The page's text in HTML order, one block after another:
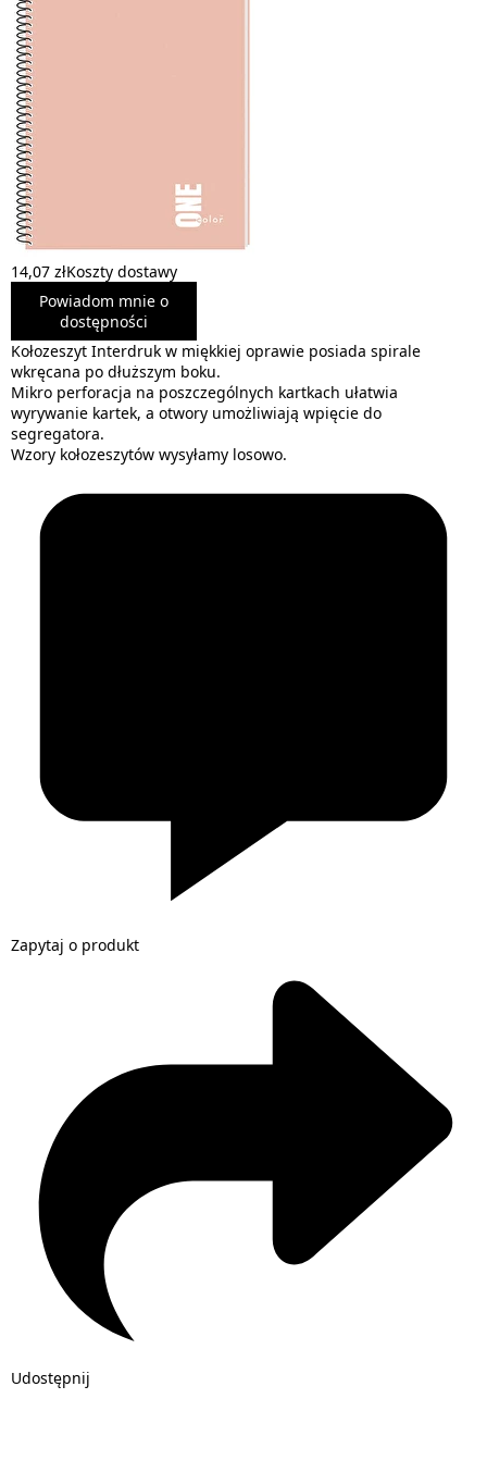
14,07 złKoszty dostawy
Powiadom mnie o
dostępności
Kołozeszyt Interdruk w miękkiej oprawie posiada spirale
wkręcana po dłuższym boku.
Mikro perforacja na poszczególnych kartkach ułatwia
wyrywanie kartek, a otwory umożliwiają wpięcie do
segregatora.
Wzory kołozeszytów wysyłamy losowo.
Zapytaj o produkt
Udostępnij